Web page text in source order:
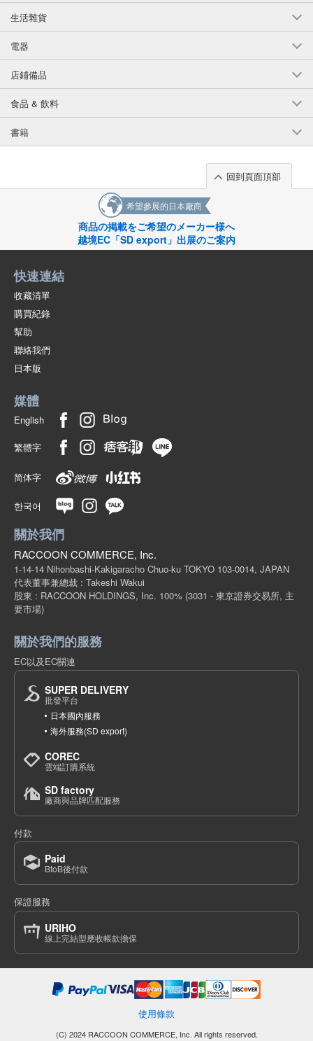
生活雜貨
電器
店鋪備品
食品 & 飲料
書籍
回到頁面頂部
希望參展的日本廠商
商品の掲載をご希望のメーカー様へ
越境EC「SD export」出展のご案内
快速連結
收藏清單
購買紀錄
幫助
聯絡我們
日本版
媒體
English
繁體字
简体字
한국어
關於我們
RACCOON COMMERCE, Inc.
1-14-14 Nihonbashi-Kakigaracho Chuo-ku TOKYO 103-0014, JAPAN
代表董事兼總裁 : Takeshi Wakui
股東 : RACCOON HOLDINGS, Inc. 100% (3031 - 東京證券交易所, 主
要市場)
關於我們的服務
EC以及EC關連
SUPER DELIVERY
批發平台
日本國內服務
海外服務(SD export)
COREC
雲端訂購系統
SD factory
廠商與品牌匹配服務
付款
Paid
BtoB後付款
保證服務
URIHO
線上完結型應收帳款擔保
使用條款
(C) 2024 RACCOON COMMERCE, Inc. All rights reserved.